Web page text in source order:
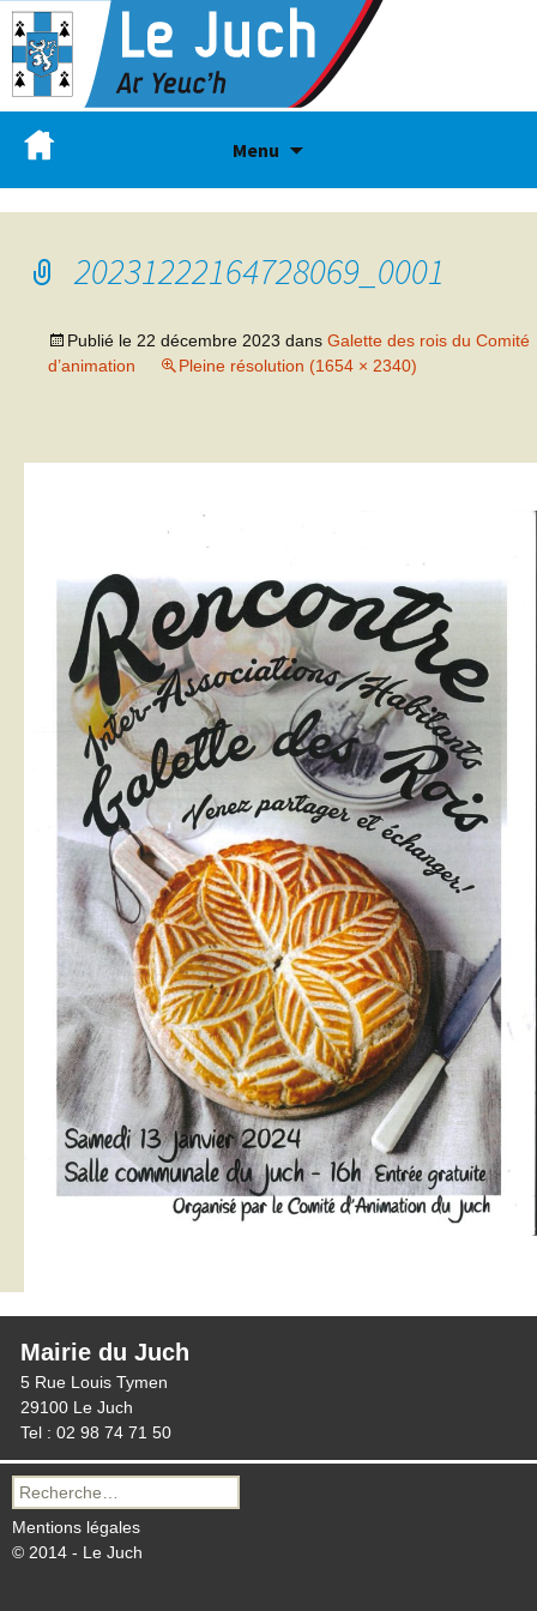
Menu
20231222164728069_0001
Publié le 22 décembre 2023 dans Galette des rois du Comité
d’animation
Pleine résolution (1654 × 2340)
Mairie du Juch
5 Rue Louis Tymen
29100 Le Juch
Tel : 02 98 74 71 50
Recherche
pour :
Mentions légales
© 2014 - Le Juch